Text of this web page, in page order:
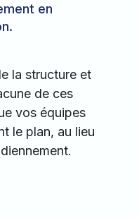
en
la structure et
de ces
vos équipes
le plan, au lieu